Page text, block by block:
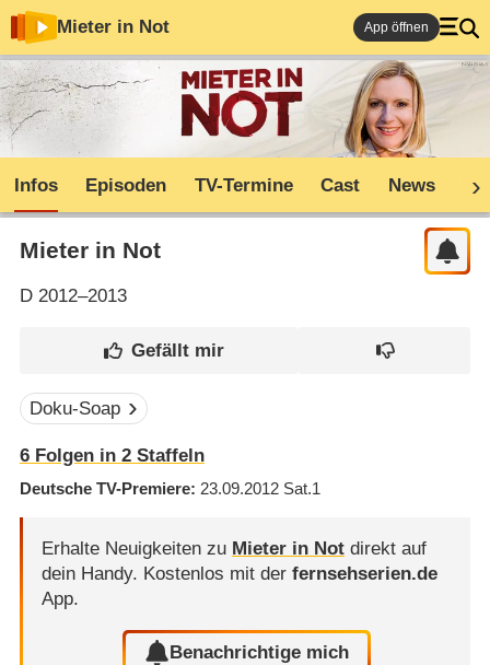
Mieter in Not App öffnen
Infos Episoden TV-Termine Cast News
Mieter in Not
D2012–2013
Doku-Soap
6Folgen in 2Staffeln
Deutsche TV-Premiere 23.09.2012 Sat.1
Erhalte Neuigkeiten zu Mieter in Notdirekt auf
dein Handy. Kostenlos mit der fernsehserien.de
App.
Benachrichtige mich